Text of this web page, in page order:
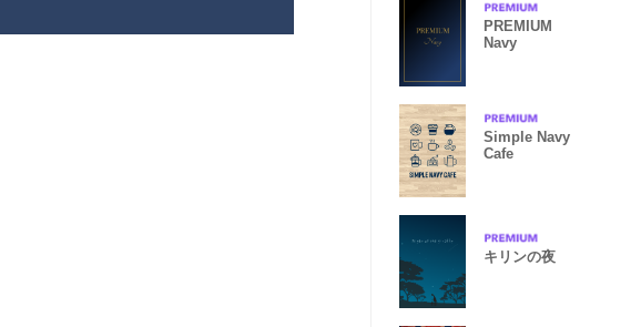
PREMIUM
Navy
Simple Navy
Cafe
キリンの夜